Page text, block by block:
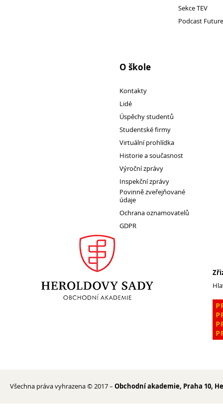
1. ročník 2026/2027
Maturitní zkoušky
Zájmové aktivity
FotoKlub
Klub mladých diváků
Dokumenty
Sekce TEV
Podcast
O škole
Kontakty
Lidé
Úspěchy studentů
Studentské firmy
Virtuální prohlídka
Historie a současnost
Výroční zprávy
Inspekční zprávy
Povinně zveřejňované
údaje
Ochrana oznamovatelů
GDPR
Všechna práva vyhrazena © 2017 – Obchodní akademie, Praha 10,